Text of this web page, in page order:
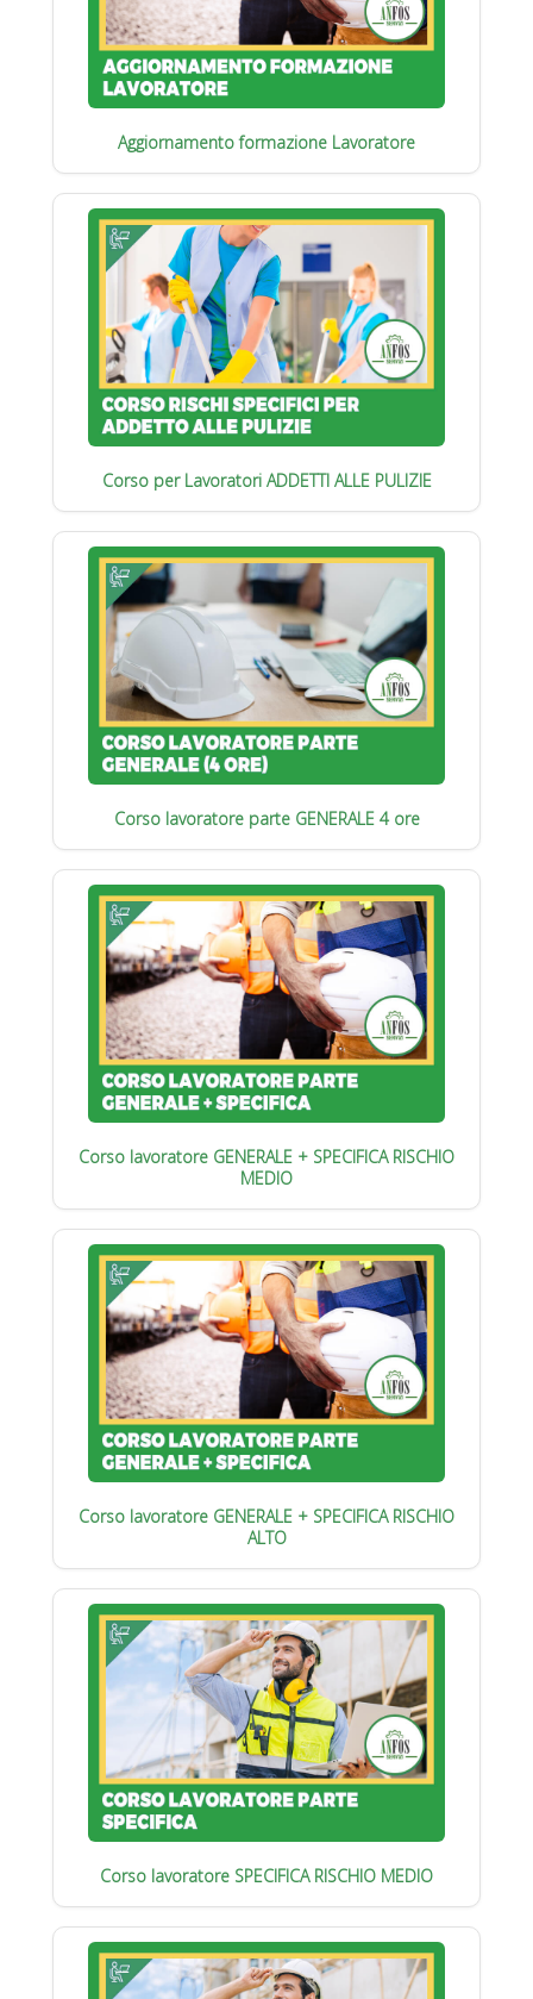
Aggiornamento formazione Lavoratore
Corso per Lavoratori ADDETTI ALLE PULIZIE
Corso lavoratore parte GENERALE 4 ore
Corso lavoratore GENERALE + SPECIFICA RISCHIO
MEDIO
Corso lavoratore GENERALE + SPECIFICA RISCHIO
ALTO
Corso lavoratore SPECIFICA RISCHIO MEDIO